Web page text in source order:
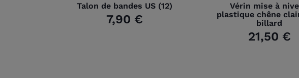
Talon de bandes US (12)
7,90 €
Vérin mise à
plastique chêne
billard
21,50 €